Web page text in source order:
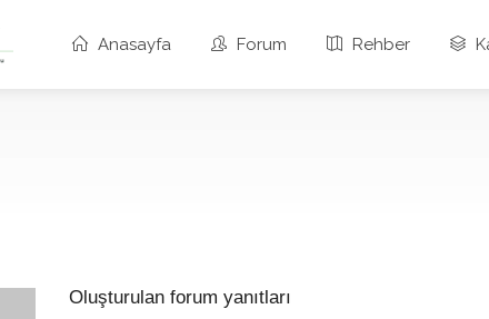
Anasayfa Forum Rehber
Oluşturulan forum yanıtları